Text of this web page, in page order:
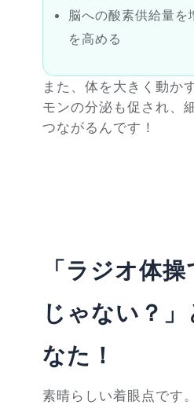
脳への酸素供給量を
を高める
また、体を大きく動か
モンの分泌も促され、
つながるんです！
「ラジオ体
じゃない？
なた！
素晴らしい着眼点です。